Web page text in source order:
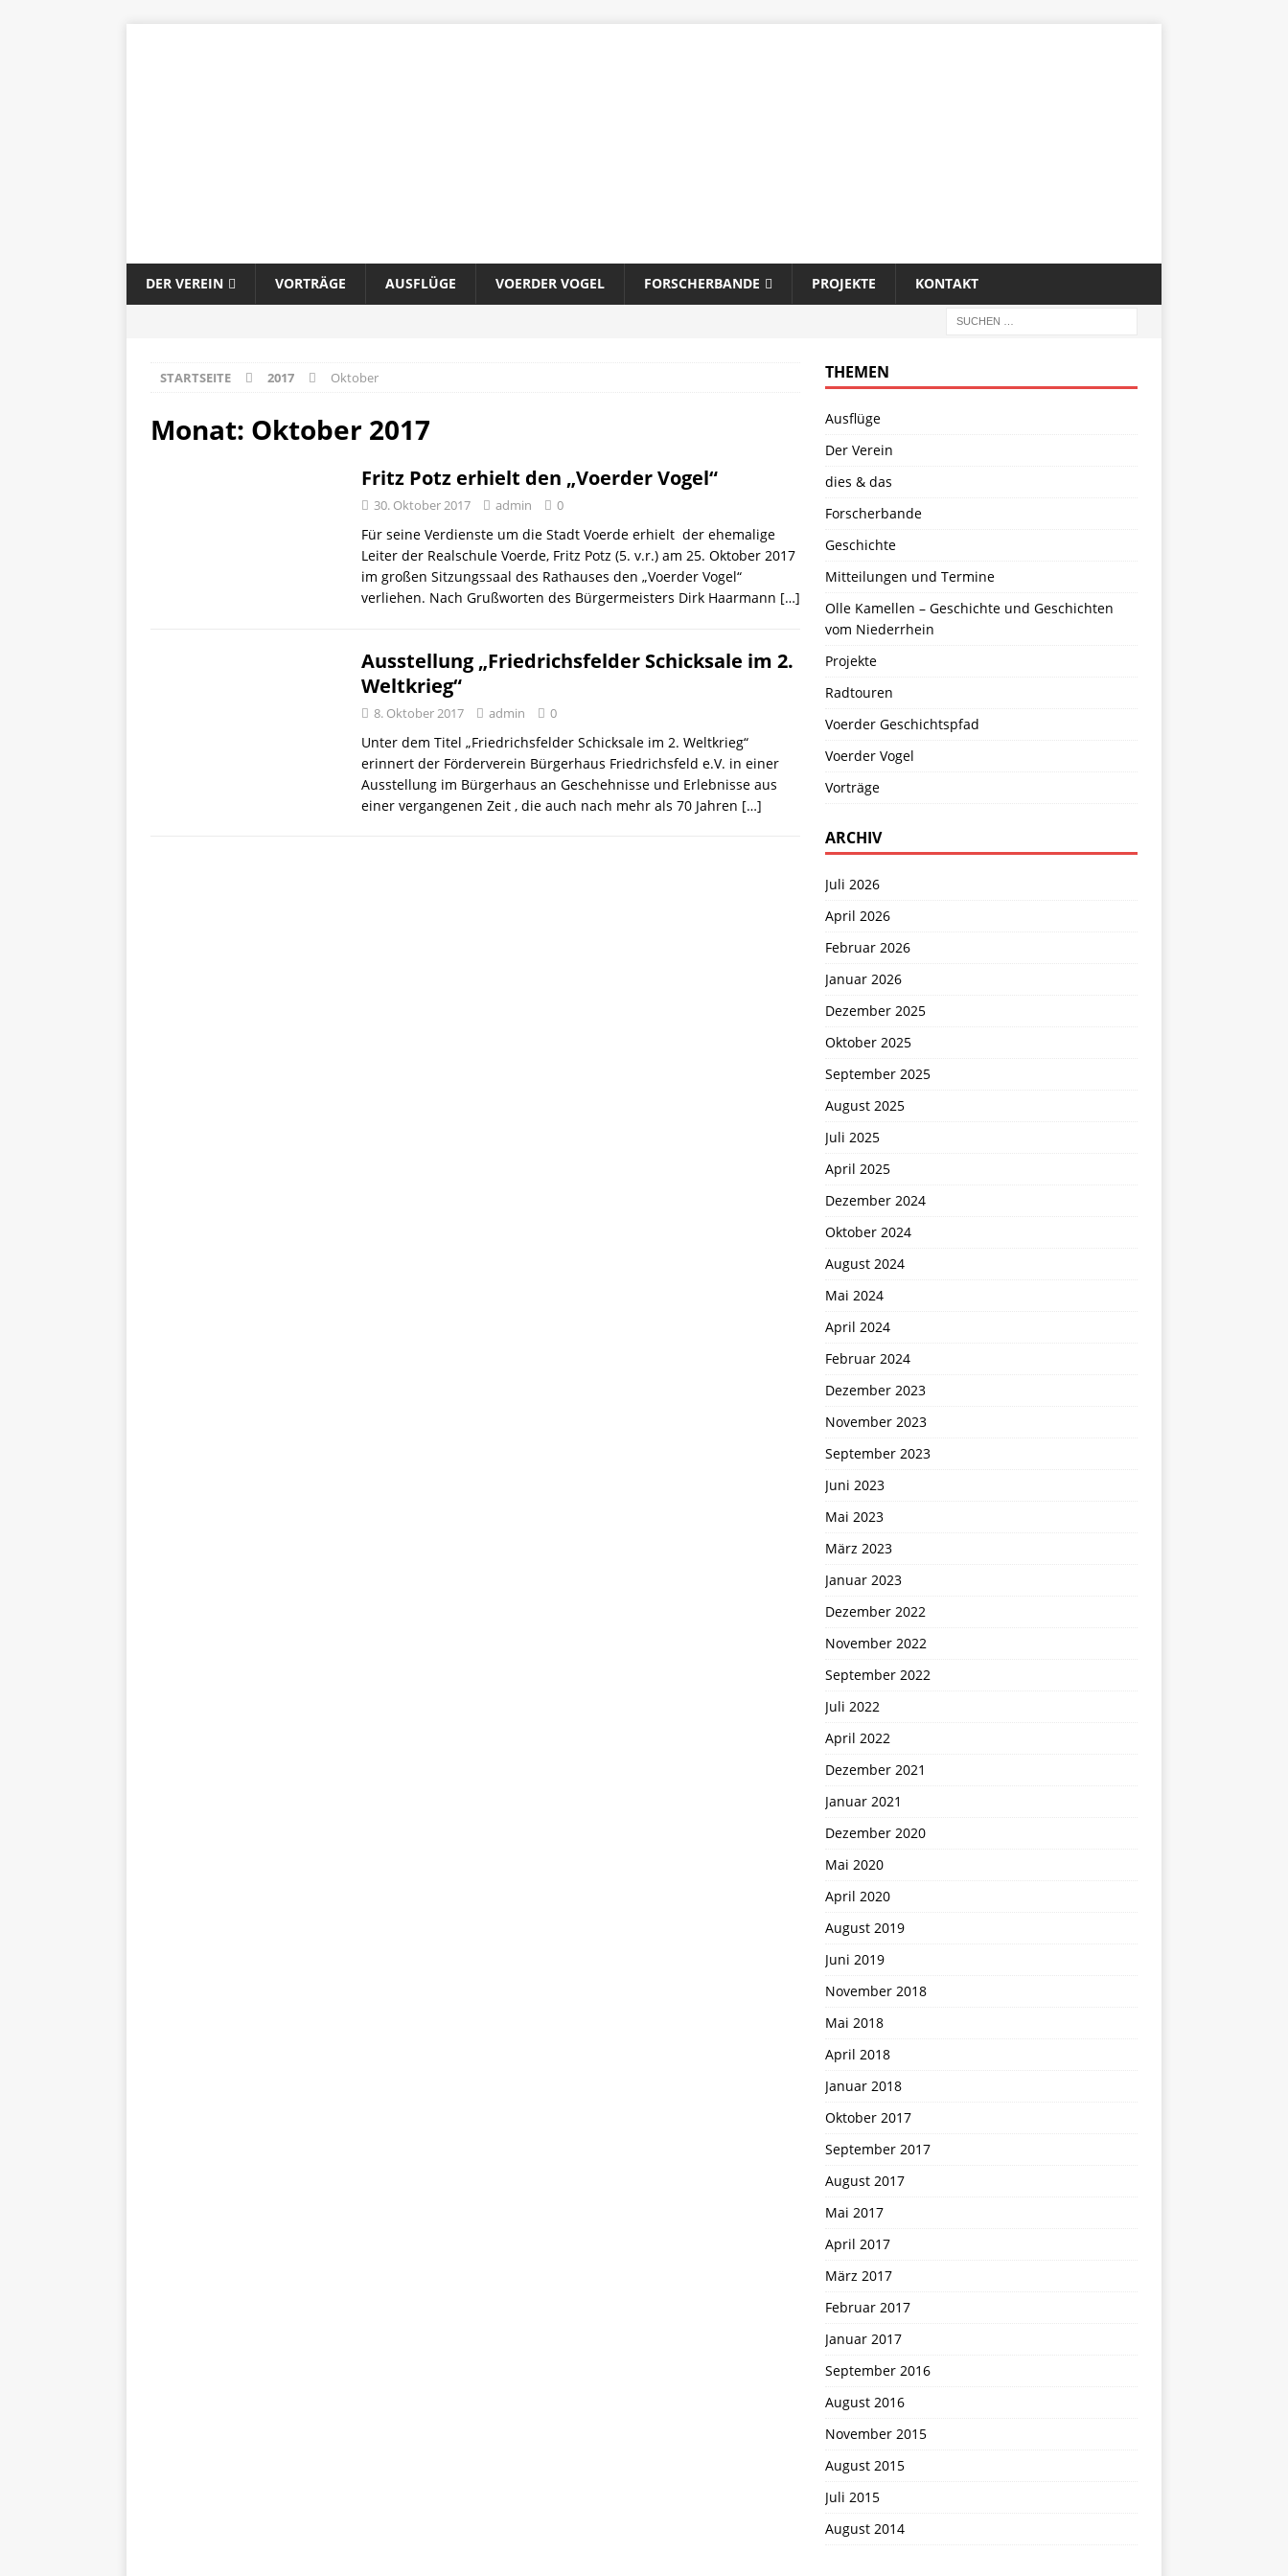
DER VEREIN VORTRÄGE AUSFLÜGE VOERDER VOGEL FORSCHERBANDE PROJEKTE KONTAKT
STARTSEITE 2017 Oktober
Monat: Oktober 2017
Fritz Potz erhielt den „Voerder Vogel“
30. Oktober 2017 admin 0
Für seine Verdienste um die Stadt Voerde erhielt der ehemalige
Leiter der Realschule Voerde, Fritz Potz (5. v.r.) am 25. Oktober 2017
im großen Sitzungssaal des Rathauses den „Voerder Vogel“
verliehen. Nach Grußworten des Bürgermeisters Dirk Haarmann […]
Ausstellung „Friedrichsfelder Schicksale im 2.
Weltkrieg“
8. Oktober 2017 admin 0
Unter dem Titel „Friedrichsfelder Schicksale im 2. Weltkrieg“
erinnert der Förderverein Bürgerhaus Friedrichsfeld e.V. in einer
Ausstellung im Bürgerhaus an Geschehnisse und Erlebnisse aus
einer vergangenen Zeit , die auch nach mehr als 70 Jahren […]
THEMEN
Ausflüge
Der Verein
dies & das
Forscherbande
Geschichte
Mitteilungen und Termine
Olle Kamellen – Geschichte und Geschichten
vom Niederrhein
Projekte
Radtouren
Voerder Geschichtspfad
Voerder Vogel
Vorträge
ARCHIV
Juli 2026
April 2026
Februar 2026
Januar 2026
Dezember 2025
Oktober 2025
September 2025
August 2025
Juli 2025
April 2025
Dezember 2024
Oktober 2024
August 2024
Mai 2024
April 2024
Februar 2024
Dezember 2023
November 2023
September 2023
Juni 2023
Mai 2023
März 2023
Januar 2023
Dezember 2022
November 2022
September 2022
Juli 2022
April 2022
Dezember 2021
Januar 2021
Dezember 2020
Mai 2020
April 2020
August 2019
Juni 2019
November 2018
Mai 2018
April 2018
Januar 2018
Oktober 2017
September 2017
August 2017
Mai 2017
April 2017
März 2017
Februar 2017
Januar 2017
September 2016
August 2016
November 2015
August 2015
Juli 2015
August 2014